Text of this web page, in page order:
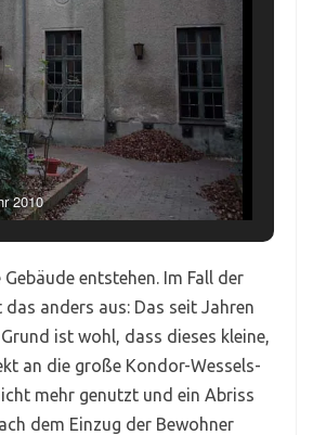
2010
entstehen. Im Fall der
anders aus: Das seit Jahren
ist wohl, dass dieses kleine,
an die große Kondor-Wessels-
mehr genutzt und ein Abriss
dem Einzug der Bewohner